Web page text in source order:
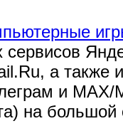
сервисов
а также
и
на большой